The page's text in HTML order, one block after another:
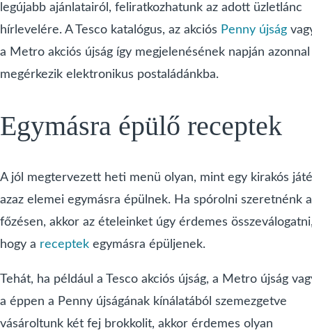
legújabb ajánlatairól, feliratkozhatunk az adott üzletlánc
hírlevelére. A Tesco katalógus, az akciós Penny újság
a Metro akciós újság így megjelenésének napján azonnal
megérkezik elektronikus postaládánkba.
Egymásra épülő receptek
A jól megtervezett heti menü olyan, mint egy kirakós
azaz elemei egymásra épülnek. Ha spórolni szeretnénk a
főzésen, akkor az ételeinket úgy érdemes
hogy a receptek egymásra épüljenek.
Tehát, ha például a Tesco akciós újság, a Metro újság
a éppen a Penny újságának kínálatából szemezgetve
vásároltunk két fej brokkolit, akkor érdemes olyan